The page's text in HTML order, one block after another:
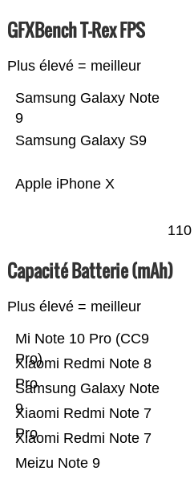
GFXBench T-Rex FPS
Plus élevé = meilleur
Apple iPhone X
Samsung Galaxy S9
Samsung Galaxy Note
9
110
Capacité Batterie (mAh)
Plus élevé = meilleur
Meizu Note 9
Xiaomi Redmi Note 7
Xiaomi Redmi Note 7
Pro
Samsung Galaxy Note
9
Xiaomi Redmi Note 8
Pro
Mi Note 10 Pro (CC9
Pro)